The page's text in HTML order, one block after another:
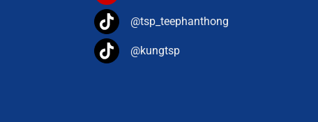
@tsp_teephanthong
@kungtsp